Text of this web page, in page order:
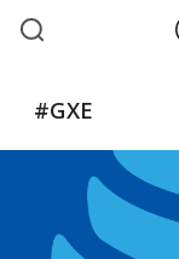
#GXE